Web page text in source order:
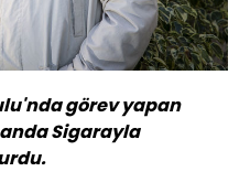
görev yapan
Sigarayla